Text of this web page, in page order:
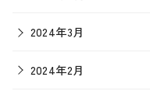
2024年3月
2024年2月